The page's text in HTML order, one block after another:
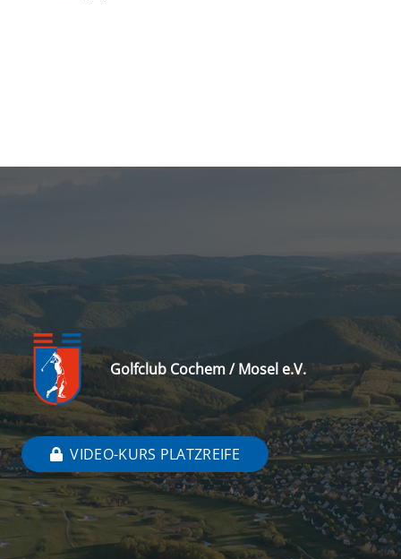
Golfclub Cochem / Mosel e.V.
VIDEO-KURS PLATZREIFE